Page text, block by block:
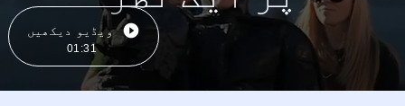
ویڈیو دیکھیں
01:31